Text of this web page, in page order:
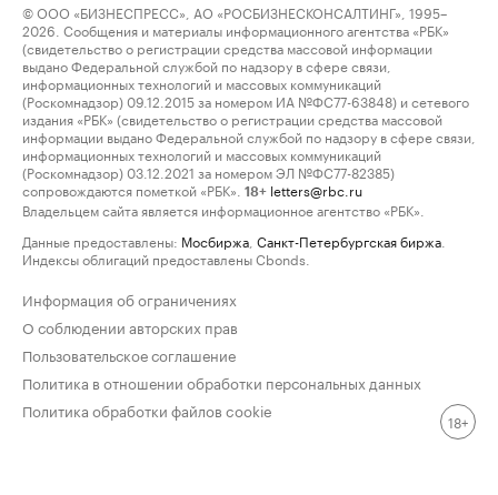
© ООО «БИЗНЕСПРЕСС», АО «РОСБИЗНЕСКОНСАЛТИНГ», 1995–
2026. Сообщения и материалы информационного агентства «РБК»
(свидетельство о регистрации средства массовой информации
выдано Федеральной службой по надзору в сфере связи,
информационных технологий и массовых коммуникаций
(Роскомнадзор) 09.12.2015 за номером ИА №ФС77-63848) и сетевого
издания «РБК» (свидетельство о регистрации средства массовой
информации выдано Федеральной службой по надзору в сфере связи,
информационных технологий и массовых коммуникаций
(Роскомнадзор) 03.12.2021 за номером ЭЛ №ФС77-82385)
сопровождаются пометкой «РБК».
18+ letters@rbc.ru
Владельцем сайта является информационное агентство «РБК».
Данные предоставлены: Мосбиржа Санкт-Петербургская биржа
Индексы облигаций предоставлены Cbonds.
Информация об ограничениях
О соблюдении авторских прав
Пользовательское соглашение
Политика в отношении обработки персональных данных
Политика обработки файлов cookie
18+